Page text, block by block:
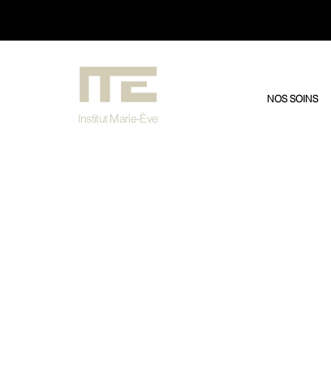
Institut Marie-Ève
NOS SOINS